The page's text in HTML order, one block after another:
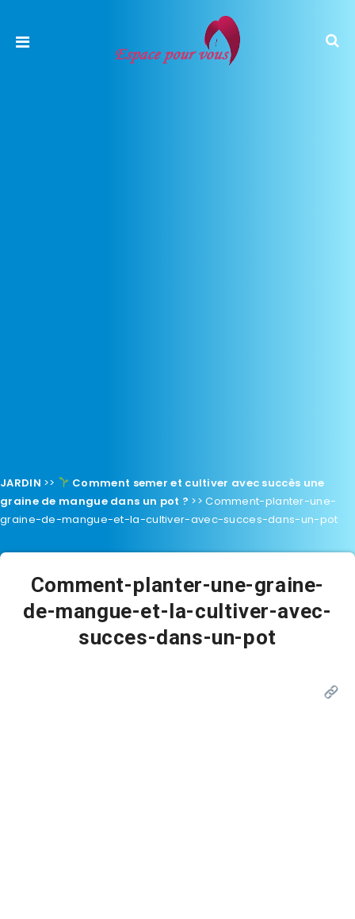
JARDIN >>
Comment semer et cultiver avec succès une
graine de mangue dans un pot ? >>Comment-planter-une-
graine-de-mangue-et-la-cultiver-avec-succes-dans-un-pot
Comment-planter-une-graine-
de-mangue-et-la-cultiver-avec-
succes-dans-un-pot